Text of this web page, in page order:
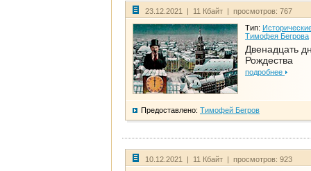
23.12.2021 | 11 Кбайт | просмотров: 767
Тип:
Тимофея Бегрова
Двенадцать
Рождества
подробнее
Предоставлено: Тимофей Бегров
10.12.2021 | 11 Кбайт | просмотров: 923